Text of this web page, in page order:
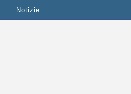
Notizie